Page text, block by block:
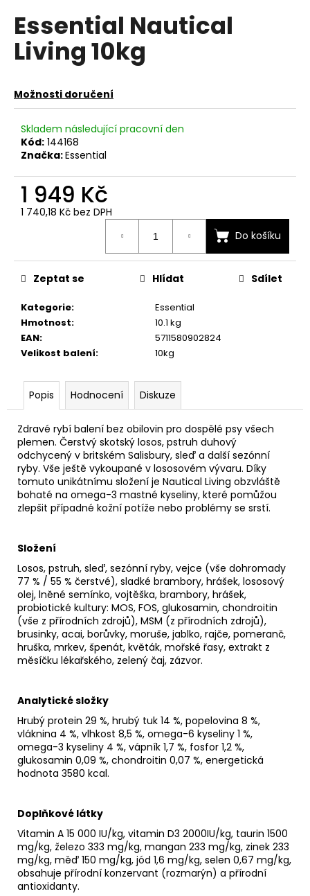
produktu
je
0,0
Essential Nautical
Living 10kg
Možnosti doručení
Skladem následující pracovní den
Kód: 144168
Značka:Essential
1 949 Kč
1 740,18 Kč bez DPH
Do košíku
Kategorie:
Essential
Hmotnost:
10.1 kg
EAN:
5711580902824
Velikost balení: 10kg
Zeptat se Hlídat Sdílet
Popis Hodnocení Diskuze
Zdravé rybí balení bez obilovin pro dospělé psy všech
plemen. Čerstvý skotský losos, pstruh duhový
odchycený v britském Salisbury, sleď a další sezónní
ryby. Vše ještě vykoupané v lososovém vývaru. Díky
tomuto unikátnímu složení je Nautical Living obzvláště
bohaté na omega-3 mastné kyseliny, které pomůžou
zlepšit případné kožní potíže nebo problémy se srstí.
Složení
Losos, pstruh, sleď, sezónní ryby, vejce (vše dohromady
77 % / 55 % čerstvé), sladké brambory, hrášek, lososový
olej, lněné semínko, vojtěška, brambory, hrášek,
probiotické kultury: MOS, FOS, glukosamin, chondroitin
(vše z přírodních zdrojů), MSM (z přírodních zdrojů),
brusinky, acai, borůvky, moruše, jablko, rajče, pomeranč,
hruška, mrkev, špenát, květák, mořské řasy, extrakt z
měsíčku lékařského, zelený čaj, zázvor.
Analytické složky
Hrubý protein 29 %, hrubý tuk 14 %, popelovina 8 %,
vláknina 4 %, vlhkost 8,5 %, omega-6 kyseliny 1 %,
omega-3 kyseliny 4 %, vápník 1,7 %, fosfor 1,2 %,
glukosamin 0,09 %, chondroitin 0,07 %, energetická
hodnota 3580 kcal.
Doplňkové látky
Vitamin A 15 000 IU/kg, vitamin D3 2000IU/kg, taurin 1500
mg/kg, železo 333 mg/kg, mangan 233 mg/kg, zinek 233
mg/kg, měď 150 mg/kg, jód 1,6 mg/kg, selen 0,67 mg/kg,
obsahuje přírodní konzervant (rozmarýn) a přírodní
antioxidanty.
a
j
í
?
D
o
č
u
e